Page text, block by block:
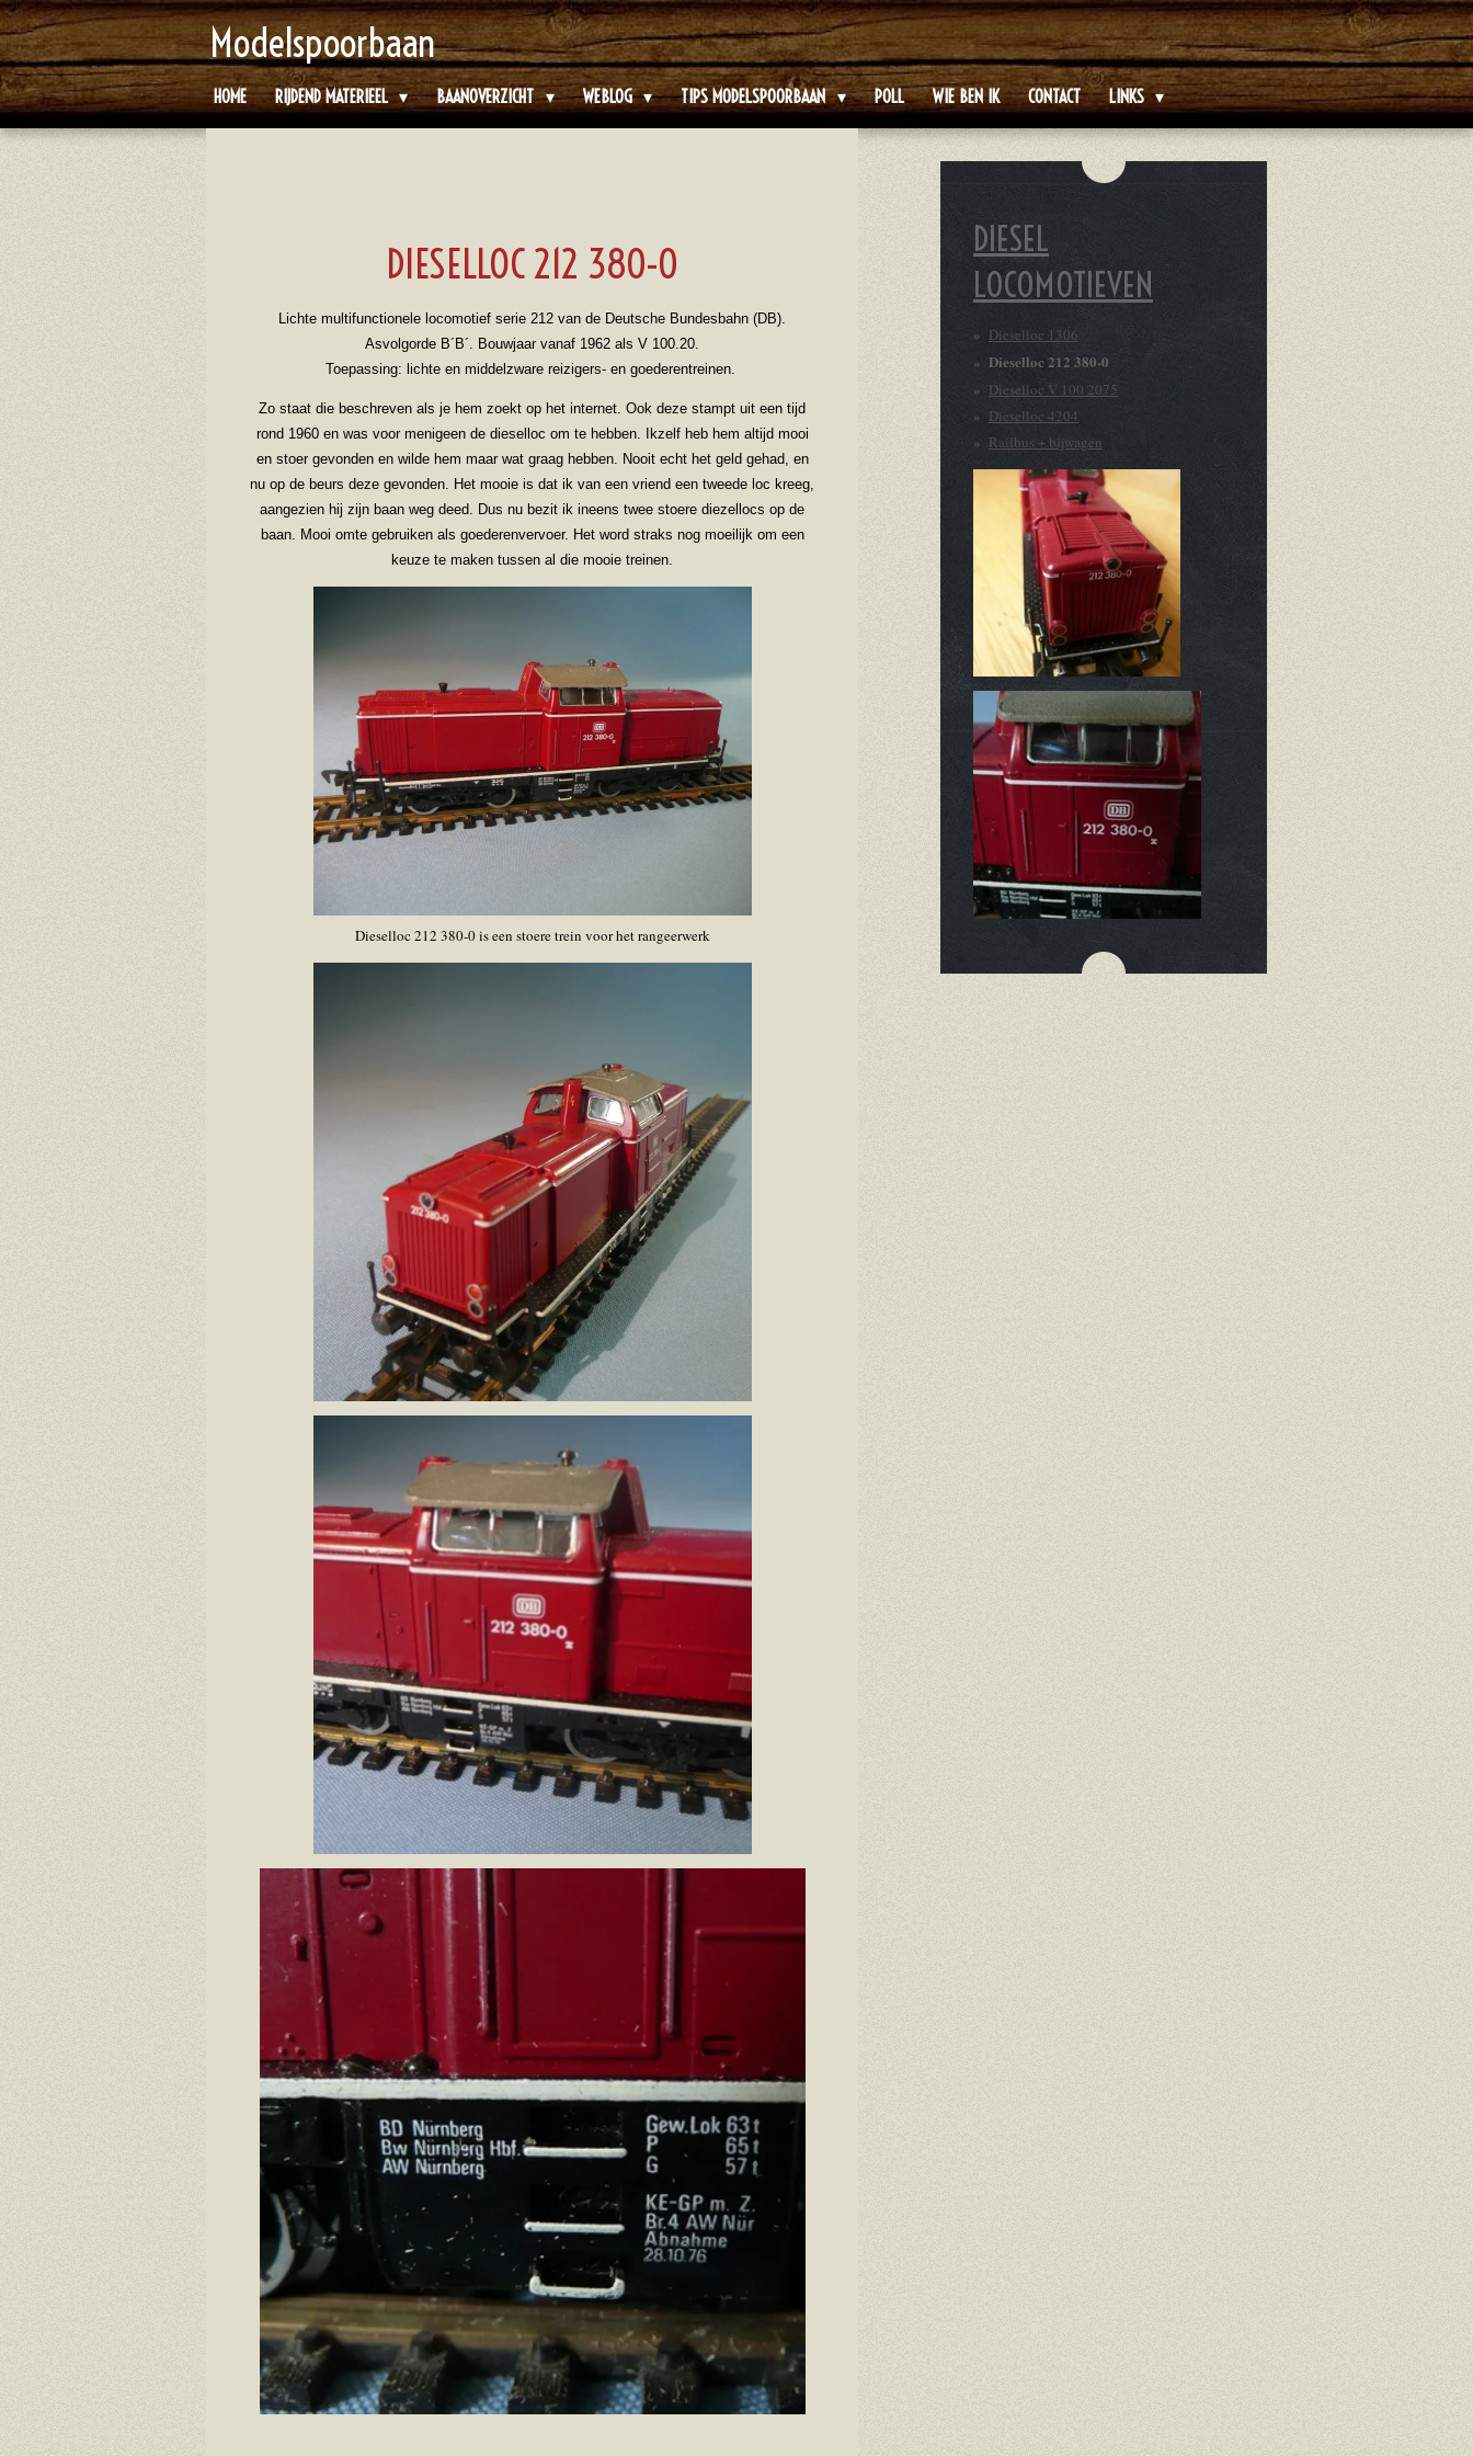
Ga
direct
naar
de
Modelspoorbaan
HOME RIJDEND MATERIEEL BAANOVERZICHT WEBLOG TIPS MODELSPOORBAAN POLL WIE BEN IK CONTACT LINKS
DIESELLOC 212 380-0
Lichte multifunctionele locomotief serie 212 van de Deutsche Bundesbahn (DB).
Asvolgorde B´B´. Bouwjaar vanaf 1962 als V 100.20.
Toepassing: lichte en middelzware reizigers- en goederentreinen.
Zo staat die beschreven als je hem zoekt op het internet. Ook deze stampt uit een tijd
rond 1960 en was voor menigeen de dieselloc om te hebben. Ikzelf heb hem altijd mooi
en stoer gevonden en wilde hem maar wat graag hebben. Nooit echt het geld gehad, en
nu op de beurs deze gevonden. Het mooie is dat ik van een vriend een tweede loc kreeg,
aangezien hij zijn baan weg deed. Dus nu bezit ik ineens twee stoere diezellocs op de
baan. Mooi omte gebruiken als goederenvervoer. Het word straks nog moeilijk om een
keuze te maken tussen al die mooie treinen.
Dieselloc 212 380-0 is een stoere trein voor het rangeerwerk
DIESEL
LOCOMOTIEVEN
Dieselloc 1306
Dieselloc 212 380-0
Dieselloc V 100 2075
Dieselloc 4204
Railbus + bijwagen